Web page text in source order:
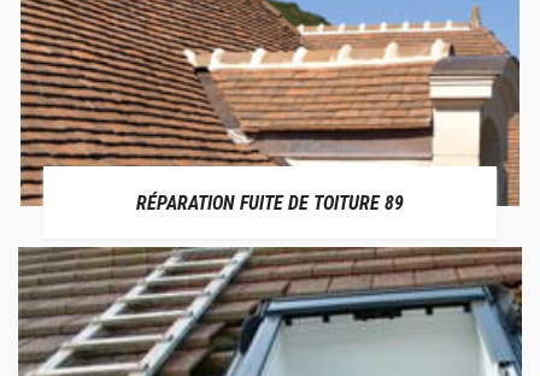
RÉPARATION FUITE DE TOITURE 89